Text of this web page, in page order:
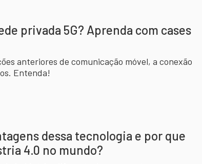
privada 5G? Aprenda com cases
anteriores de comunicação móvel, a conexão
Entenda!
dessa tecnologia e por que
4.0 no mundo?